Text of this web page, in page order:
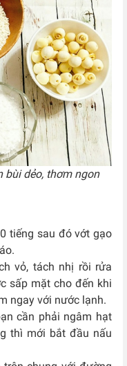
bùi dẻo, thơm ngon
tiếng sau đó vớt gạo
vỏ, tách nhị rồi rửa
sấp mặt cho đến khi
ngay với nước lạnh.
cần phải ngâm hạt
thì mới bắt đầu nấu